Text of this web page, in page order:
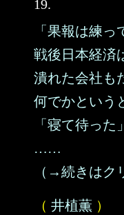
19.
「果報は練っ
戦後日本経済
潰れた会社も
何でかという
「寝て待った
……
（→続きはク
（ 井植薫 ）